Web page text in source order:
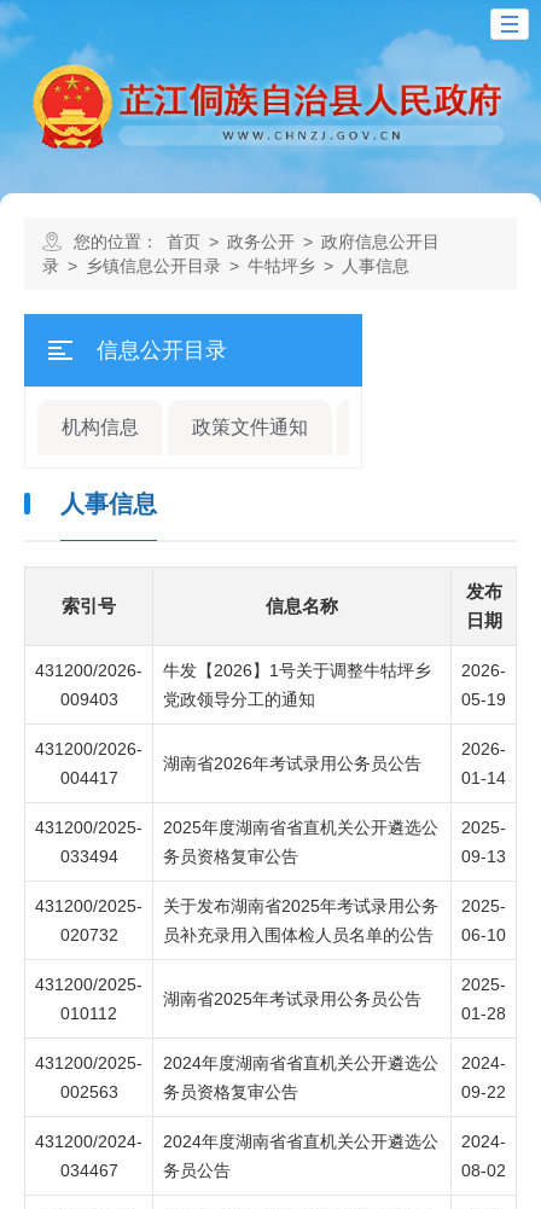
您的位置： 首页 > 政务公开 > 政府信息公开目
录 > 乡镇信息公开目录 > 牛牯坪乡 > 人事信息
信息公开目录
机构信息 政策文件通知
人事信息
索引号 信息名称
发布
日期
431200/2026-
009403
牛发【2026】1号关于调整牛牯坪乡
党政领导分工的通知
2026-
05-19
431200/2026-
004417
湖南省2026年考试录用公务员公告
2026-
01-14
431200/2025-
033494
2025年度湖南省省直机关公开遴选公
务员资格复审公告
2025-
09-13
431200/2025-
020732
关于发布湖南省2025年考试录用公务
员补充录用入围体检人员名单的公告
2025-
06-10
431200/2025-
010112
湖南省2025年考试录用公务员公告
2025-
01-28
431200/2025-
002563
2024年度湖南省省直机关公开遴选公
务员资格复审公告
2024-
09-22
431200/2024-
034467
2024年度湖南省省直机关公开遴选公
务员公告
2024-
08-02